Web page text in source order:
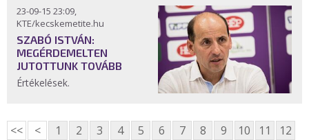
23-09-15 23:09,
KTE/kecskemetite.hu
SZABÓ ISTVÁN:
MEGÉRDEMELTEN
JUTOTTUNK TOVÁBB
Értékelések.
<< < 1 2 3 4 5 6 7 8 9 10 11
12